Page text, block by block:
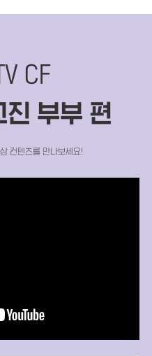
CF
진 부부 편
컨텐츠를 만나보세요!